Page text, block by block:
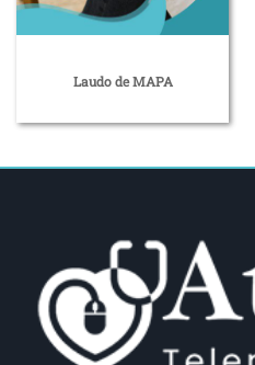
Laudo de MAPA